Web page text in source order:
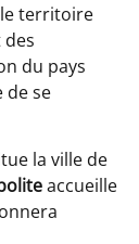
territoire
des
du pays
de se
la ville de
accueille